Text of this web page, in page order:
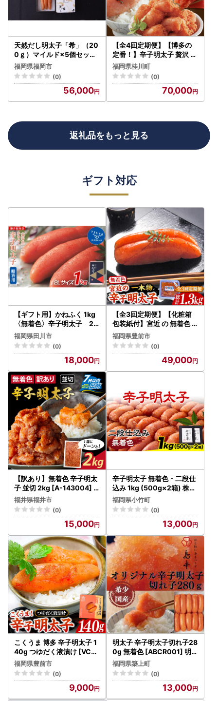
天然だし明太子「希」（20
0ｇ）マイルド×5個セット
【辛子明太子】 | 魚卵 魚介
類 水産 食品 人気 おすすめ
送料無料
福岡県福岡市
(0)
56,000
【全4回定期便】【博多の
定番！】辛子明太子 贅沢 食
べ比べ 定期便（かねふく 福
さ屋 海千 フィッシャーマン
ズクラブ） 桂川町/桂川町ふ
るさと納税 [ADBV014] 明
太子 辛子明太子 セット 柚
福岡県桂川町
(0)
70,000
返礼品をもっと見る
ギフト対応
【ギフト用】かねふく 1kg
〈無着色〉辛子明太子 2L
サイズ（1本物）
福岡県田川市
(0)
18,000
【全3回定期便】【化粧箱
包装紙付】宮近 の 無着色
辛子明太子 450g (1本物)[V
CL060] 明太子 めんたい 明
太
福岡県豊前市
(0)
49,000
【訳あり】無着色 辛子明太
子 並切 2kg [A-143004]
冷凍明太子 辛子明太子
福井県福井市
(0)
15,000
辛子明太子 無着色・二段仕
込み 1kg (500g×2箱) 株式
会社博多の味本舗《30日以
内に出荷予定(土日祝除く)
》福岡県 めんたいこ 贈答用
福岡県小竹町
(0)
13,000
こくうま 博多 辛子明太子 1
40g つゆだく液漬け [VCL0
04] 明太子 めんたい 明太
福岡県豊前市
(0)
9,000
明太子 辛子明太子切れ子28
0g 無着色 [ABCR001] 明太
子
福岡県築上町
(0)
13,000